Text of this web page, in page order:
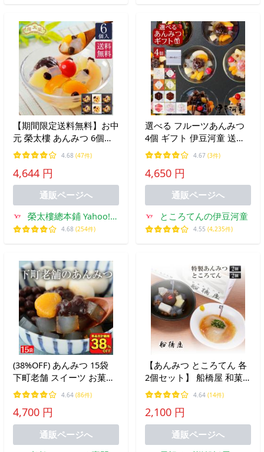
【期間限定送料無料】お中
元 榮太樓 あんみつ 6個入
(黒みつ×4個・白みつ×2個)
AM2
4.68 (47件)
4,644 円
通販ページへ
榮太樓總本鋪 Yahoo!シ
ョッピング店
4.68 (254件)
選べる フルーツあんみつ
4個 ギフト 伊豆河童 送料
無料 プレゼント 黒蜜 白蜜
お抹茶 ほうじ茶 豆てん フ
ルーツ 季節限定 桜 桜抹茶
4.67 (3件)
4,650 円
通販ページへ
ところてんの伊豆河童
4.55 (4,235件)
(38%OFF) あんみつ 15袋
下町老舗 スイーツ お菓子
和菓子 2025 低カロリー 送
料無料 糖質制限 おやつ 低
糖質 ポイント消化 ポイン
ト利用 食品 爆買 母の日
4.64 (86件)
4,700 円
通販ページへ
【あんみつ ところてん 各
2個セット】 船橋屋 和菓
子 お中元 御中元 2026 夏
ギフト ギフト プレゼント
贈り物 贈答用 スイーツ 詰
め合わせ セット 【冷蔵
4.64 (14件)
2,100 円
通販ページへ